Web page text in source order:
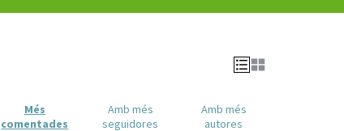
Més
comentades
Amb més
seguidores
Amb més
autores